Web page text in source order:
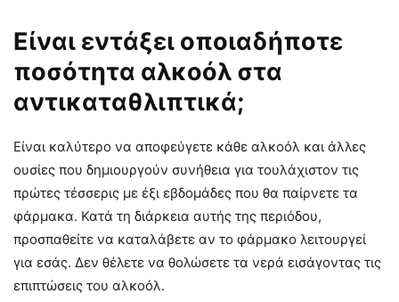
Είναι εντάξει οποιαδήποτε
ποσότητα αλκοόλ στα
αντικαταθλιπτικά;
Είναι καλύτερο να αποφεύγετε κάθε αλκοόλ και άλλες
ουσίες που δημιουργούν συνήθεια για τουλάχιστον τις
πρώτες τέσσερις με έξι εβδομάδες που θα παίρνετε τα
φάρμακα. Κατά τη διάρκεια αυτής της περιόδου,
προσπαθείτε να καταλάβετε αν το φάρμακο λειτουργεί
για εσάς. Δεν θέλετε να θολώσετε τα νερά εισάγοντας τις
επιπτώσεις του αλκοόλ.